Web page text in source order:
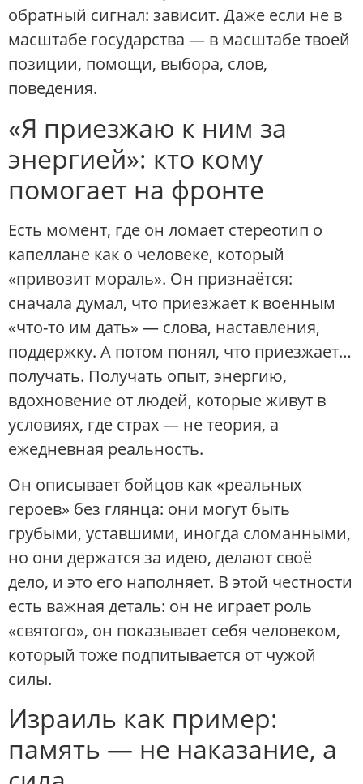
обратный сигнал: зависит. Даже если не в
масштабе государства — в масштабе твоей
позиции, помощи, выбора, слов,
поведения.
«Я приезжаю к ним за
энергией»: кто кому
помогает на фронте
Есть момент, где он ломает стереотип о
капеллане как о человеке, который
«привозит мораль». Он признаётся:
сначала думал, что приезжает к военным
«что-то им дать» — слова, наставления,
поддержку. А потом понял, что приезжает…
получать. Получать опыт, энергию,
вдохновение от людей, которые живут в
условиях, где страх — не теория, а
ежедневная реальность.
Он описывает бойцов как «реальных
героев» без глянца: они могут быть
грубыми, уставшими, иногда сломанными,
но они держатся за идею, делают своё
дело, и это его наполняет. В этой честности
есть важная деталь: он не играет роль
«святого», он показывает себя человеком,
который тоже подпитывается от чужой
силы.
Израиль как пример:
память — не наказание, а